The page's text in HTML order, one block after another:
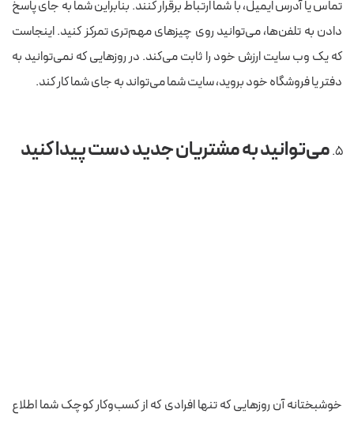
تماس یا آدرس ایمیل، با شما ارتباط برقرار کنند. بنابراین شما به جای پاسخ
دادن به تلفن‌ها، می‌توانید روی چیزهای مهم‌تری تمرکز کنید. اینجاست
که یک وب سایت ارزش خود را ثابت می‌کند. در روزهایی که نمی‌توانید به
دفتر یا فروشگاه خود بروید، سایت شما می‌تواند به جای شما کار کند.
می‌توانید به مشتریان جدید دست پیدا کنید
خوشبختانه آن روزهایی که تنها افرادی که از کسب‌وکار کوچک شما اطلاع